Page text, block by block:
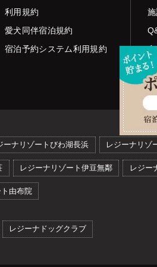
利用規約
愛犬同伴宿泊規約
宿泊予約システム利用規約
ーナリゾートびわ湖長浜 レジーナリゾ
レジーナリゾート伊豆無鄰 レジー
由布院
レジーナドッグクラブ